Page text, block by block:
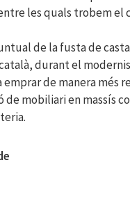
les quals trobem el
de la fusta de
durant el
emprar de manera més
de mobiliari en massís